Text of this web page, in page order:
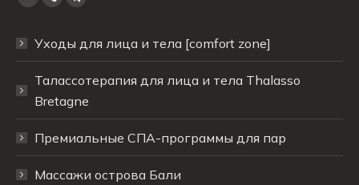
Страница
открывается
новом
окне
Страница
открывается
новом
окне
Страница
открывается
новом
окне
Уходы для лица и тела [comfort zone]
Талассотерапия для лица и тела Thalasso
Bretagne
Премиальные СПА-программы для пар
Массажи острова Бали